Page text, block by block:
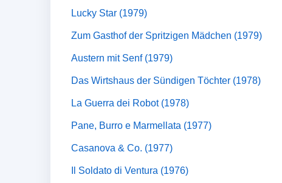
Lucky Star (1979)
Zum Gasthof der Spritzigen Mädchen (1979)
Austern mit Senf (1979)
Das Wirtshaus der Sündigen Töchter (1978)
La Guerra dei Robot (1978)
Pane, Burro e Marmellata (1977)
Casanova & Co. (1977)
Il Soldato di Ventura (1976)